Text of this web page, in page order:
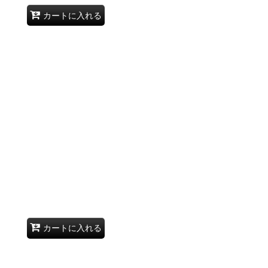
カートに入れる
カートに入れる